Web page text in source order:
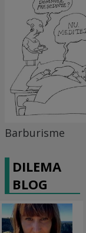
Barburisme
DILEMA
BLOG